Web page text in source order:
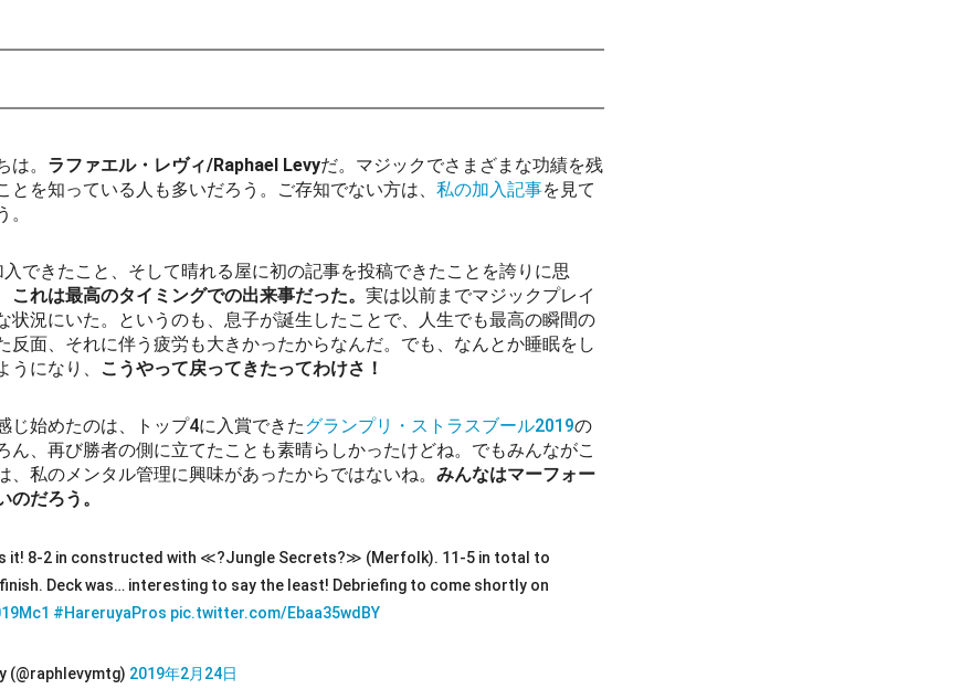
。 ラファエル・レヴィ/Raphael Levyだ。マジックでさまざまな功績を残
とを知っている人も多いだろう。ご存知でない方は、 私の加入記事を見て
できたこと、そして晴れる屋に初の記事を投稿できたことを誇りに思
これは最高のタイミングでの出来事だった。 実は以前までマジックプレイ
状況にいた。というのも、息子が誕生したことで、人生でも最高の瞬間の
反面、それに伴う疲労も大きかったからなんだ。でも、なんとか睡眠をし
うになり、
こうやって戻ってきたってわけさ！
じ始めたのは、トップ4に入賞できたグランプリ・ストラスブール2019の
ん、再び勝者の側に立てたことも素晴らしかったけどね。でもみんながこ
、私のメンタル管理に興味があったからではないね。 みんなはマーフォー
のだろう。
it! 8-2 in constructed with ≪?Jungle Secrets?≫ (Merfolk). 11-5 in total to
Deck was… interesting to say the least! Debriefing to come shortly on
#HareruyaPros pic.twitter.com/Ebaa35wdBY
(@raphlevymtg) 2019年2月24日